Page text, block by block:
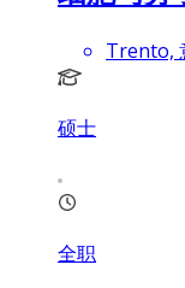
Trento,
硕士
全职